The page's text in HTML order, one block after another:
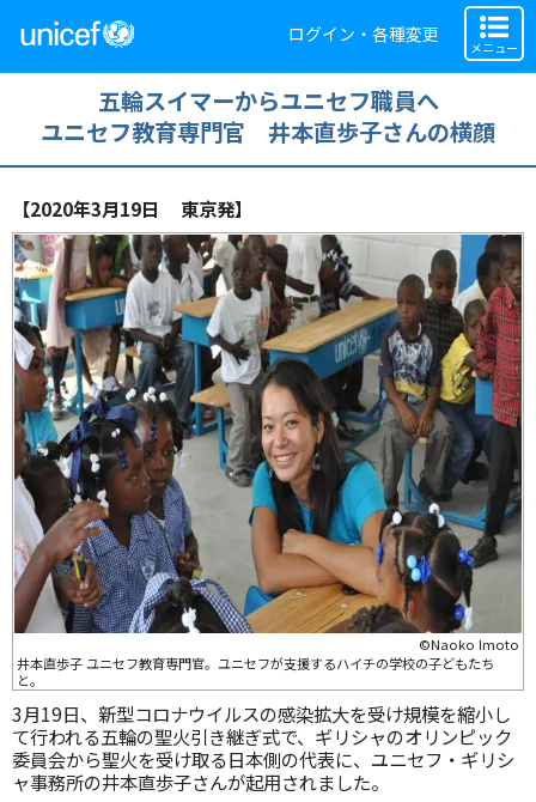
ログイン・各種変更
メニュー
五輪スイマーからユニセフ職員へ
ユニセフ教育専門官 井本直歩子さんの横顔
【2020年3月19日 東京発】
©Naoko Imoto
井本直歩子 ユニセフ教育専門官。ユニセフが支援するハイチの学校の子どもたち
と。
3月19日、新型コロナウイルスの感染拡大を受け規模を縮小し
て行われる五輪の聖火引き継ぎ式で、ギリシャのオリンピック
委員会から聖火を受け取る日本側の代表に、ユニセフ・ギリシ
ャ事務所の井本直歩子さんが起用されました。